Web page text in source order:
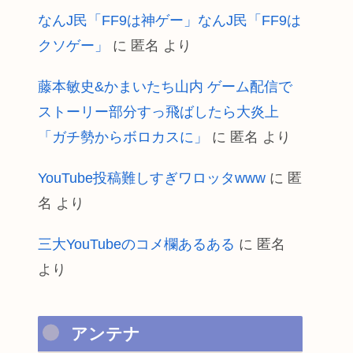
なんJ民「FF9は神ゲー」なんJ民「FF9は
クソゲー」
に 匿名 より
藤本敏史&かまいたち山内 ゲーム配信で
ストーリー部分すっ飛ばしたら大炎上
「ガチ勢からボロカスに」
に 匿名 より
YouTube投稿難しすぎワロッタwww に 匿
名 より
三大YouTubeのコメ欄あるある に 匿名
より
アンテナ